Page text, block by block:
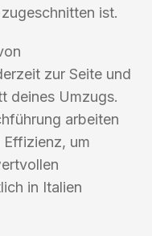
ist.
zur Seite und
deines Umzugs.
arbeiten
um
in Italien